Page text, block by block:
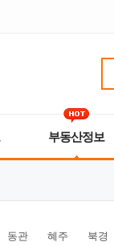
부동산정보
동관 혜주 북경